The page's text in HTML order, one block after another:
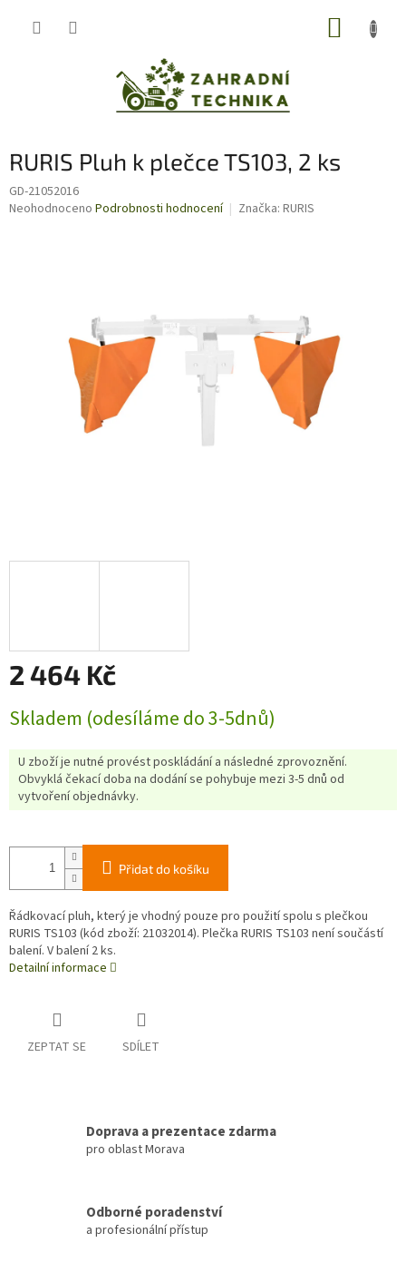
RURIS Pluh k plečce TS103, 2 ks
GD-21052016
Průměrné
Neohodnoceno Podrobnosti hodnocení Značka: RURIS
2 464 Kč
cena:
Skladem (odesíláme do 3-5dnů)
U zboží je nutné provést poskládání a následné zprovoznění.
Obvyklá čekací doba na dodání se pohybuje mezi 3-5 dnů od
vytvoření objednávky.
Přidat do košíku
Řádkovací pluh, který je vhodný pouze pro použití spolu s plečkou
RURIS TS103 (kód zboží: 21032014). Plečka RURIS TS103 není součástí
balení. V balení 2 ks.
Detailní informace
ZEPTAT SE SDÍLET
Doprava a prezentace zdarma
pro oblast Morava
Odborné poradenství
a profesionální přístup